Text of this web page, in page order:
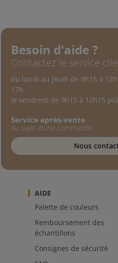
Besoin d'aide ?
Contactez le service
du lundi au jeudi de 9h15 à
17h
le vendredi de 9h15 à 12h15
Service après-vente
Au sujet d'une commande
Nous
AIDE
Palette de couleurs
Remboursement des
échantillons
Consignes de sécurité